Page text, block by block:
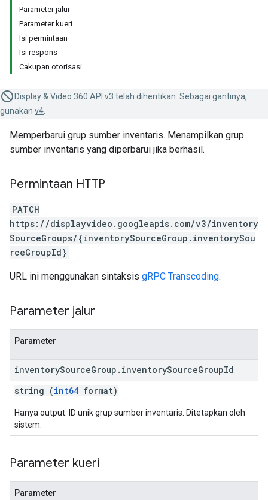
Parameter jalur
Parameter kueri
Isi permintaan
Isi respons
Cakupan otorisasi
Display & Video 360 API v3 telah dihentikan. Sebagai gantinya,
gunakan v4
Memperbarui grup sumber inventaris. Menampilkan grup
sumber inventaris yang diperbarui jika berhasil.
Permintaan HTTP
PATCH
https://displayvideo.googleapis.com/v3/inventory
SourceGroups/{inventorySourceGroup.inventorySou
rceGroupId}
URL ini menggunakan sintaksis gRPC Transcoding.
Parameter jalur
Parameter
inventorySourceGroup . inventorySourceGroupId
string (int64 format)
Hanya output. ID unik grup sumber inventaris. Ditetapkan oleh
sistem.
Parameter kueri
Parameter